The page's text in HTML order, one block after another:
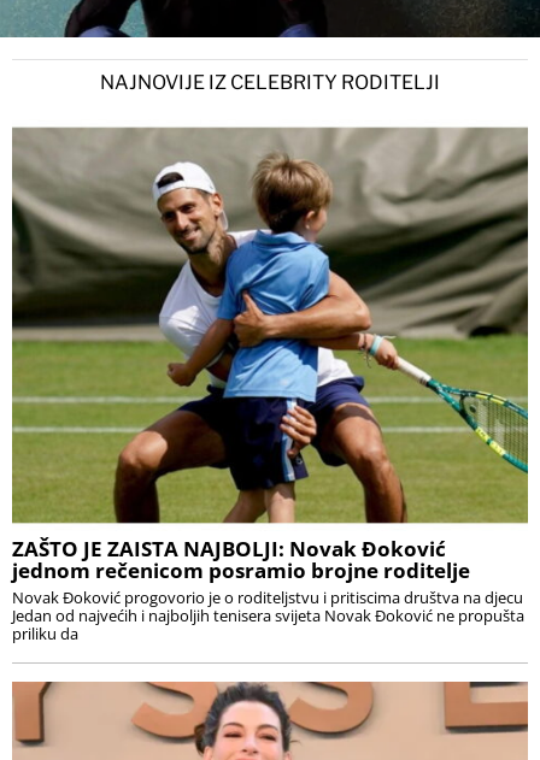
NAJNOVIJE IZ CELEBRITY RODITELJI
ZAŠTO JE ZAISTA NAJBOLJI: Novak Đoković
jednom rečenicom posramio brojne roditelje
Novak Đoković progovorio je o roditeljstvu i pritiscima društva na djecu
Jedan od najvećih i najboljih tenisera svijeta Novak Đoković ne propušta
priliku da